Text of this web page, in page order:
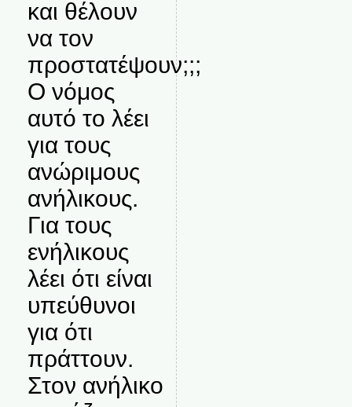
και θέλουν
να τον
προστατέψουν;;;
Ο νόμος
αυτό το λέει
για τους
ανώριμους
ανήλικους.
Για τους
ενήλικους
λέει ότι είναι
υπεύθυνοι
για ότι
πράττουν.
Στον ανήλικο